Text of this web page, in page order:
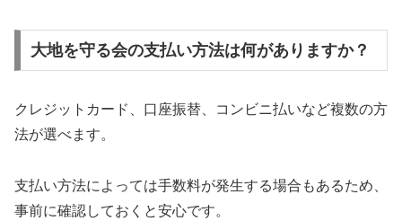
大地を守る会の支払い方法は何がありますか？
クレジットカード、口座振替、コンビニ払いなど複数の方
法が選べます。
支払い方法によっては手数料が発生する場合もあるため、
事前に確認しておくと安心です。